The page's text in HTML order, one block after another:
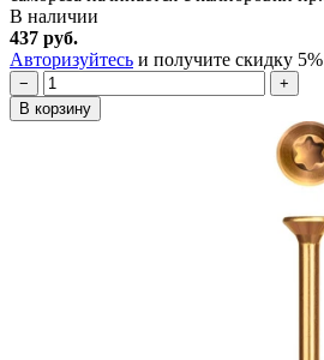
В наличии
437 руб.
Авторизуйтесь и получите скидку 5%
−
+
В корзину